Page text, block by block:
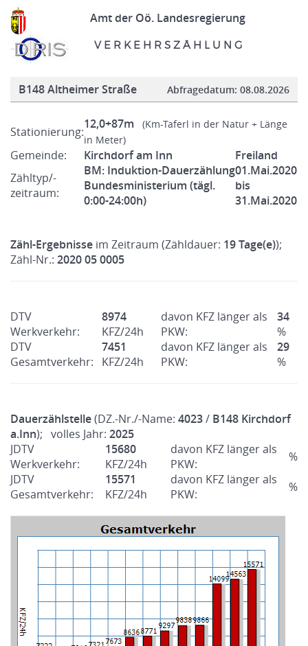
Amt der Oö. Landesregierung
V E R K E H R S Z Ä H L U N G
B148 Altheimer Straße Abfragedatum: 08.08.2026
Stationierung:
12,0+87m
(Km-Taferl in der Natur + Länge
in Meter)
Gemeinde: Kirchdorf am Inn
Freiland
Zähltyp/-
zeitraum:
BM: Induktion-Dauerzählung
Bundesministerium (tägl.
0:00-24:00h)
01.Mai.2020
bis
31.Mai.2020
Zähl-Ergebnisse im Zeitraum (Zähldauer: 19 Tage(e));
Zähl-Nr.: 2020 05 0005
DTV
Werkverkehr:
8974
KFZ/24h
davon KFZ länger als
PKW:
34
%
DTV
Gesamtverkehr:
7451
KFZ/24h
davon KFZ länger als
PKW:
29
%
Dauerzählstelle(DZ.-Nr./-Name: 4023/ B148 Kirchdorf
a.Inn); volles Jahr: 2025
JDTV
Werkverkehr:
15680
KFZ/24h
davon KFZ länger als
PKW:
%
JDTV
Gesamtverkehr:
15571
KFZ/24h
davon KFZ länger als
PKW:
%